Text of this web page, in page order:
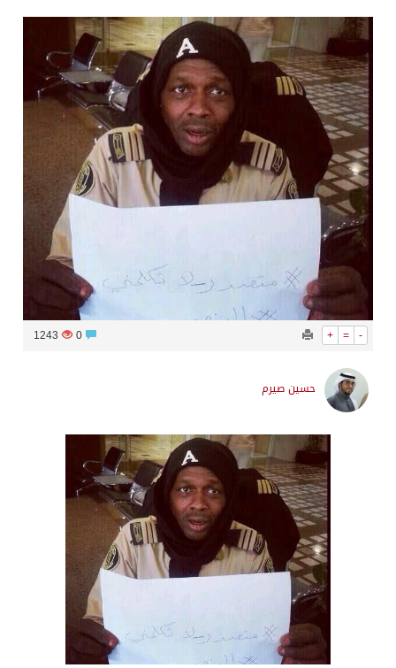
التحالف يعزي الحكومة اليمنية في استشهاد قوات يمنية جراء هجوم حوثي غادر
حالة الطقس المتوقعة اليوم في المملكة
إجتماع المكتب التعريفي للمتقاعدين بالصوارمة-مركز الحكامية
+ = -
1243
حسين صيرم